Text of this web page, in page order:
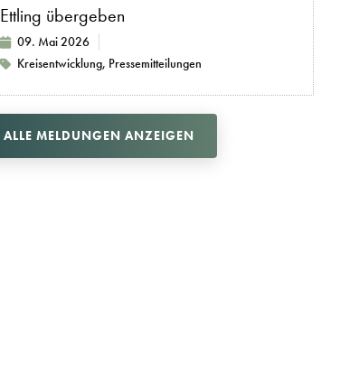
Ettling übergeben
09. Mai 2026
Kreisentwicklung, Pressemitteilungen
ALLE MELDUNGEN ANZEIGEN